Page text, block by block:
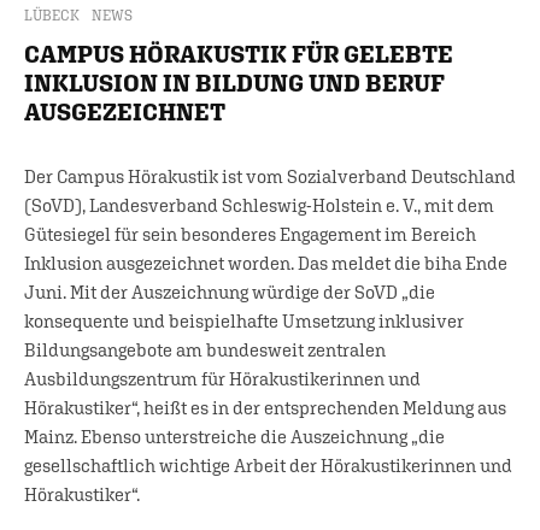
LÜBECK NEWS
CAMPUS HÖRAKUSTIK FÜR GELEBTE
INKLUSION IN BILDUNG UND BERUF
AUSGEZEICHNET
Der Campus Hörakustik ist vom Sozialverband Deutschland
(SoVD), Landesverband Schleswig-Holstein e. V., mit dem
Gütesiegel für sein besonderes Engagement im Bereich
Inklusion ausgezeichnet worden. Das meldet die biha Ende
Juni. Mit der Auszeichnung würdige der SoVD „die
konsequente und beispielhafte Umsetzung inklusiver
Bildungsangebote am bundesweit zentralen
Ausbildungszentrum für Hörakustikerinnen und
Hörakustiker“, heißt es in der entsprechenden Meldung aus
Mainz. Ebenso unterstreiche die Auszeichnung „die
gesellschaftlich wichtige Arbeit der Hörakustikerinnen und
Hörakustiker“.